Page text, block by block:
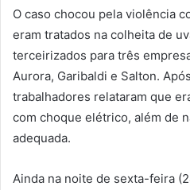
O caso chocou pela violência
eram tratados na colheita de
terceirizados para três
Aurora, Garibaldi e Salton.
trabalhadores relataram que
com choque elétrico, além de
adequada.
Ainda na noite de sexta-feira